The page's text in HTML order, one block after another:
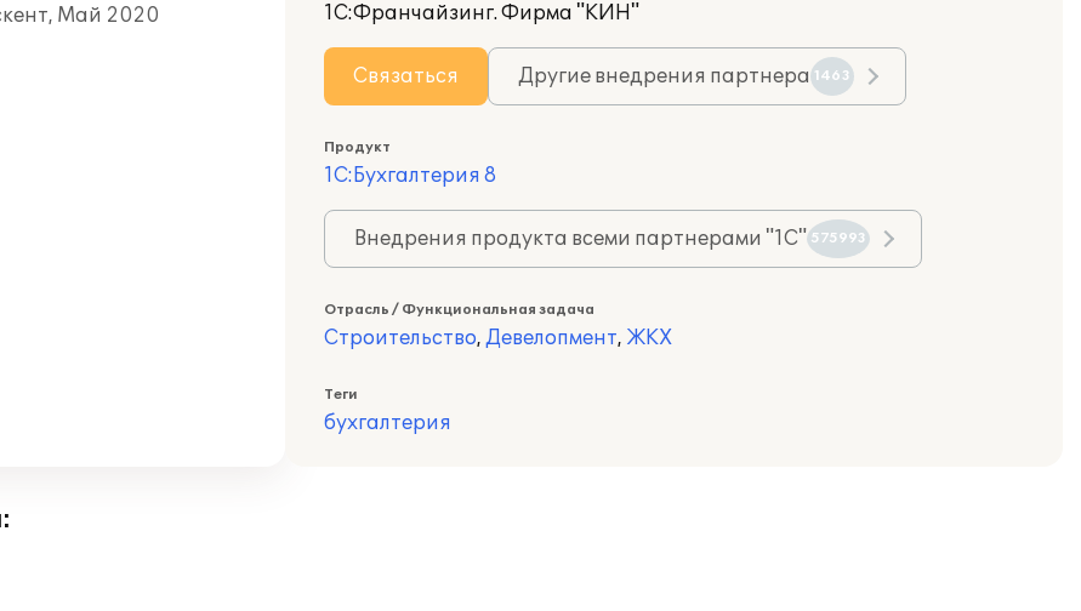
Май 2020 1С:Франчайзинг. Фирма "КИН"
Связаться Другие внедрения партнера 1463
Продукт
1С:Бухгалтерия 8
Внедрения продукта всеми партнерами "1С" 575993
Отрасль / Функциональная задача
Строительство, Девелопмент, ЖКХ
Теги
бухгалтерия